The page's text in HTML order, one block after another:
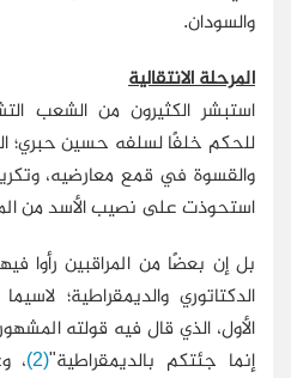
والسودان.
المرحلة الانتقالية
استبشر الكثيرون من الشعب
للحكم خلفًا لسلفه حسين حبري؛
والقسوة في قمع معارضيه،
استحوذت على نصيب الأسد من
بل إن بعضًا من المراقبين رأوا
الدكتاتوري والديمقراطية؛
الأول، الذي قال فيه قولته
إنما جئتكم بالديمقراطية"(2) ،